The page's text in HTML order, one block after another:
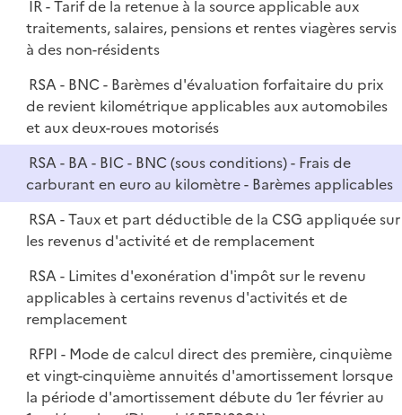
IR - Tarif de la retenue à la source applicable aux
traitements, salaires, pensions et rentes viagères servis
à des non-résidents
RSA - BNC - Barèmes d'évaluation forfaitaire du prix
de revient kilométrique applicables aux automobiles
et aux deux-roues motorisés
RSA - BA - BIC - BNC (sous conditions) - Frais de
carburant en euro au kilomètre - Barèmes applicables
RSA - Taux et part déductible de la CSG appliquée sur
les revenus d'activité et de remplacement
RSA - Limites d'exonération d'impôt sur le revenu
applicables à certains revenus d'activités et de
remplacement
RFPI - Mode de calcul direct des première, cinquième
et vingt-cinquième annuités d'amortissement lorsque
la période d'amortissement débute du 1er février au